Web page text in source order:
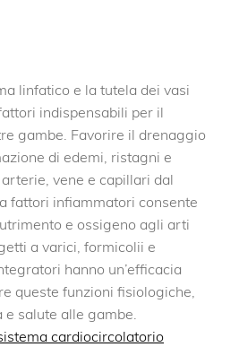
t
n
linfatico e la tutela dei vasi
indispensabili per il
gambe. Favorire il drenaggio
di edemi, ristagni e
vene e capillari dal
fattori infiammatori consente
e ossigeno agli arti
a varici, formicolii e
hanno un’efficacia
queste funzioni fisiologiche,
e salute alle gambe.
cardiocircolatorio